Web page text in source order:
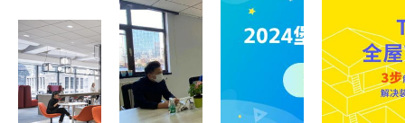
引成长之路
务 您的安
心置业向导
本，赋能工
程咨询数字
信息壁垒的
专业服务